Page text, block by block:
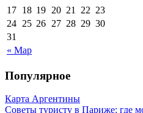
« Мар
17 18 19 20 21 22 23
24 25 26 27 28 29 30
31
Популярное
Карта Аргентины
Советы туристу в Париже: где